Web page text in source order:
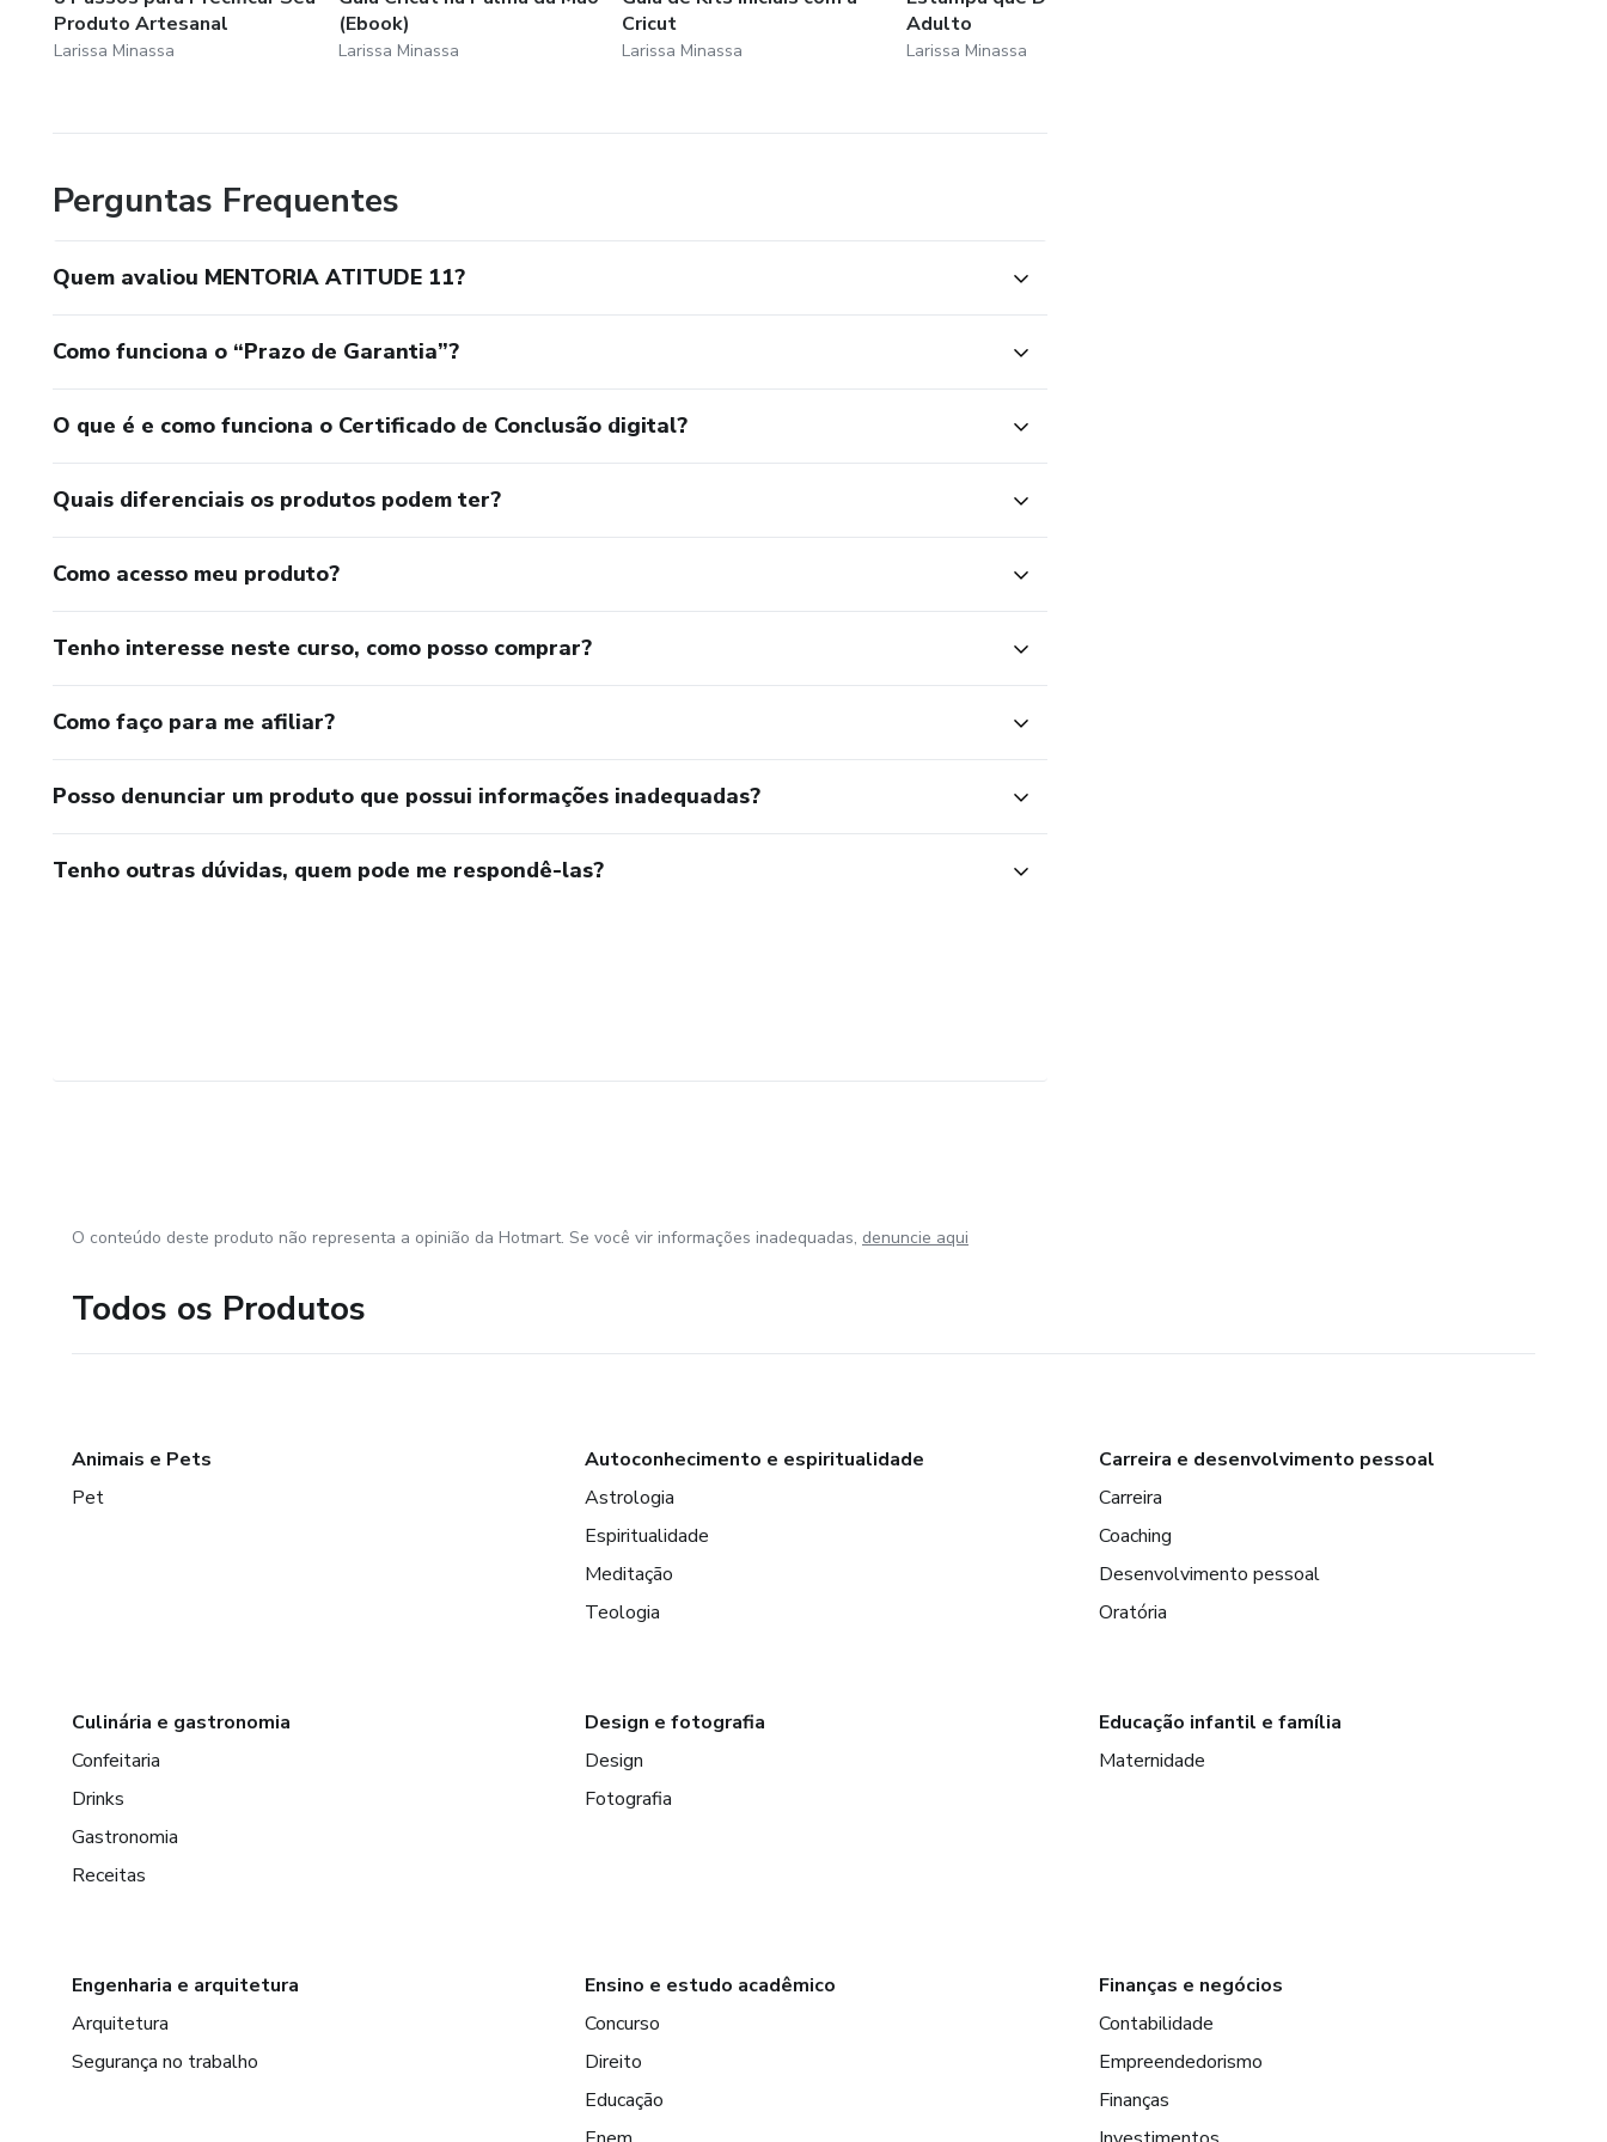
Produto Artesanal
Larissa Minassa
(Ebook)
Larissa Minassa
Cricut
Larissa Minassa
Adulto
Larissa Minassa
Perguntas Frequentes
Quem avaliou MENTORIA ATITUDE 11?
Como funciona o “Prazo de Garantia”?
O que é e como funciona o Certificado de Conclusão digital?
Quais diferenciais os produtos podem ter?
Como acesso meu produto?
Tenho interesse neste curso, como posso comprar?
Como faço para me afiliar?
Posso denunciar um produto que possui informações inadequadas?
Tenho outras dúvidas, quem pode me respondê-las?
O conteúdo deste produto não representa a opinião da Hotmart. Se você vir informações inadequadas, denuncie aqui
Todos os Produtos
Animais e Pets
Pet
Autoconhecimento e espiritualidade
Astrologia
Espiritualidade
Meditação
Teologia
Carreira e desenvolvimento pessoal
Carreira
Coaching
Desenvolvimento pessoal
Oratória
Culinária e gastronomia
Confeitaria
Drinks
Gastronomia
Receitas
Design e fotografia
Design
Fotografia
Educação infantil e família
Maternidade
Engenharia e arquitetura
Arquitetura
Segurança no trabalho
Ensino e estudo acadêmico
Concurso
Direito
Educação
Finanças e negócios
Contabilidade
Empreendedorismo
Finanças